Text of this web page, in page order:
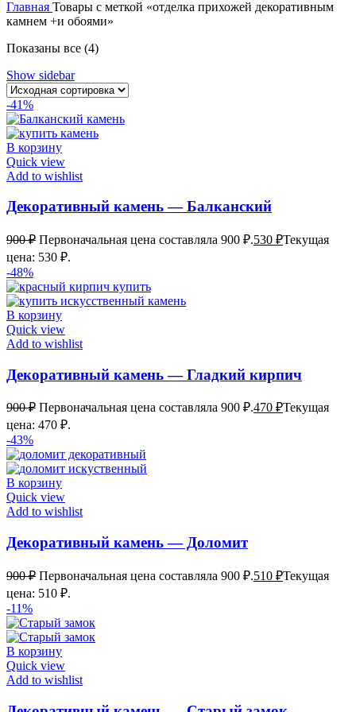
Главная Товары с меткой «отделка прихожей декоративным
камнем +и обоями»
Показаны все (4)
Show sidebar
-41%
В корзину
Quick view
Add to wishlist
Декоративный камень — Балканский
900₽ Первоначальная цена составляла 900 ₽.530 ₽Текущая
цена: 530 ₽.
-48%
В корзину
Quick view
Add to wishlist
Декоративный камень — Гладкий кирпич
900₽ Первоначальная цена составляла 900 ₽.470 ₽Текущая
цена: 470 ₽.
-43%
В корзину
Quick view
Add to wishlist
Декоративный камень — Доломит
900₽ Первоначальная цена составляла 900 ₽.510 ₽Текущая
цена: 510 ₽.
-11%
В корзину
Quick view
Add to wishlist